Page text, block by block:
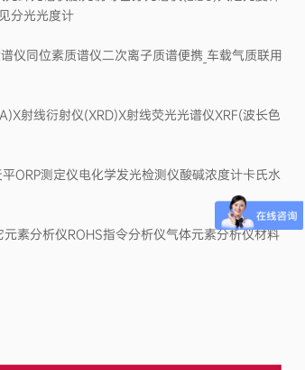
分光光度计
仪同位素质谱仪二次离子质谱便携_车载气质联用
射线衍射仪(XRD)X射线荧光光谱仪XRF(波长色
ORP测定仪电化学发光检测仪酸碱浓度计卡氏水
素分析仪ROHS指令分析仪气体元素分析仪材料